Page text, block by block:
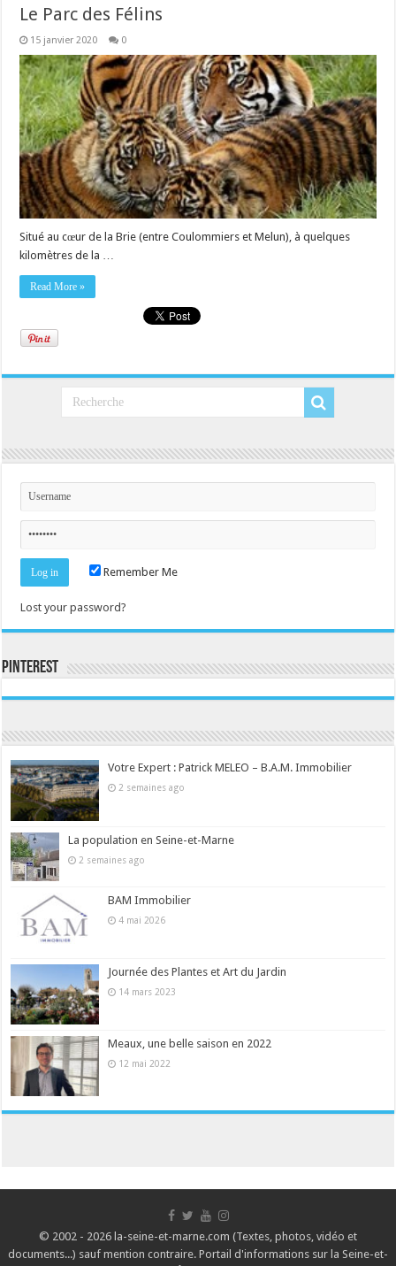
Le Parc des Félins
15 janvier 2020 0
Situé au cœur de la Brie (entre Coulommiers et Melun), à quelques
kilomètres de la …
Read More »
Remember Me
Lost your password?
Pinterest
Votre Expert : Patrick MELEO – B.A.M. Immobilier
2 semaines ago
La population en Seine-et-Marne
2 semaines ago
BAM Immobilier
4 mai 2026
Journée des Plantes et Art du Jardin
14 mars 2023
Meaux, une belle saison en 2022
12 mai 2022
© 2002 - 2026 la-seine-et-marne.com (Textes, photos, vidéo et
documents...) sauf mention contraire. Portail d'informations sur la Seine-et-